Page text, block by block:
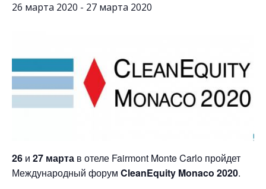
26 марта 2020 - 27 марта 2020
26 и 27 марта в отеле Fairmont Monte Carlo пройдет
Международный форум CleanEquity Monaco 2020.